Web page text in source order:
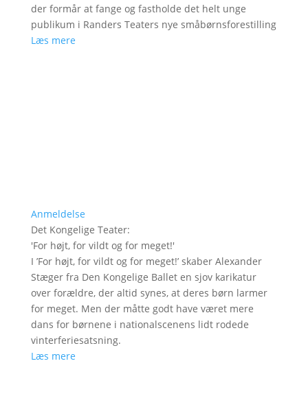
der formår at fange og fastholde det helt unge
publikum i Randers Teaters nye småbørnsforestilling
Læs mere
Anmeldelse
Det Kongelige Teater:
'For højt, for vildt og for meget!'
I ’For højt, for vildt og for meget!’ skaber Alexander
Stæger fra Den Kongelige Ballet en sjov karikatur
over forældre, der altid synes, at deres børn larmer
for meget. Men der måtte godt have været mere
dans for børnene i nationalscenens lidt rodede
vinterferiesatsning.
Læs mere